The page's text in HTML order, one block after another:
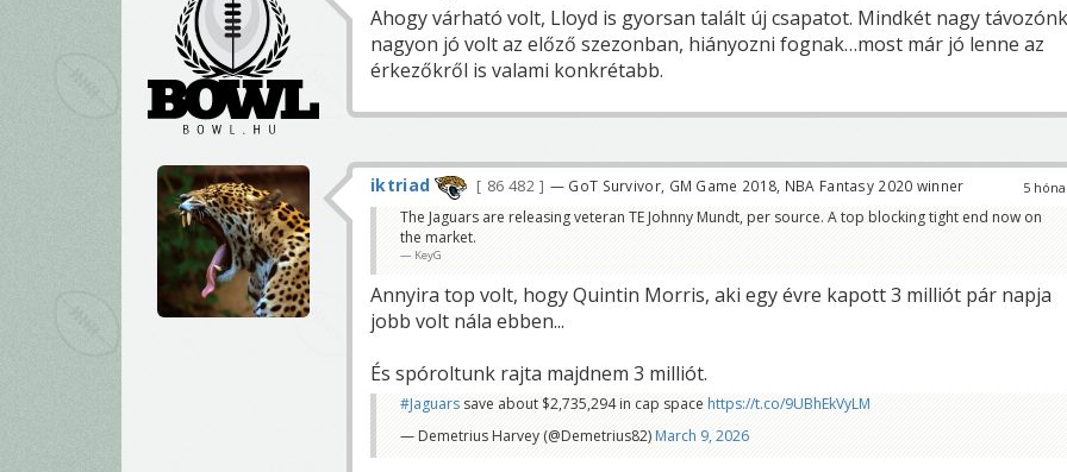
Ahogy várható volt, Lloyd is gyorsan talált új csapatot. Mindkét nagy távozónk
nagyon jó volt az előző szezonban, hiányozni fognak…most már jó lenne az
érkezőkről is valami konkrétabb.
5
iktriad 86 482 — GoT Survivor, GM Game 2018, NBA Fantasy 2020 winner
The Jaguars are releasing veteran TE Johnny Mundt, per source. A top blocking tight end now on
the market.
KeyG
Annyira top volt, hogy Quintin Morris, aki egy évre kapott 3 milliót pár napja
jobb volt nála ebben...
És spóroltunk rajta majdnem 3 milliót.
#Jaguars save about $2,735,294 in cap space https://t.co/9UBhEkVyLM
— Demetrius Harvey (@Demetrius82)March 9, 2026